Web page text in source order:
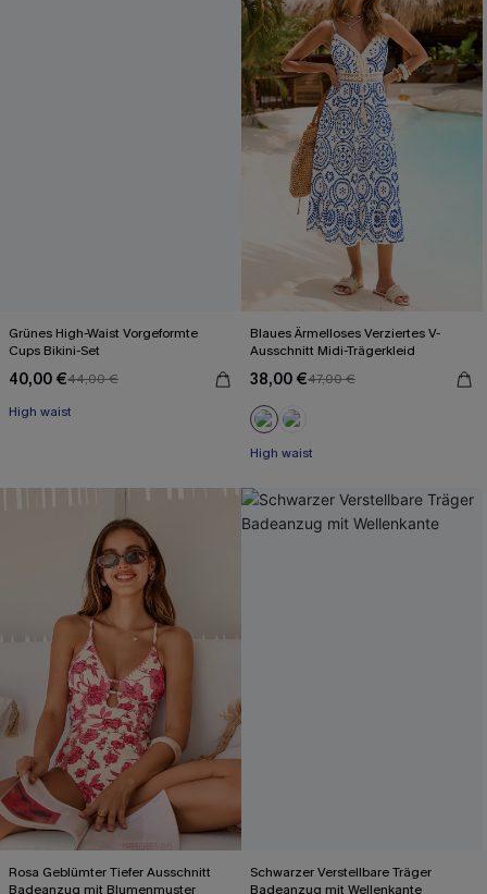
Grünes High-Waist Vorgeformte
Cups Bikini-Set
40,00 €44,00 €
High waist
Blaues Ärmelloses Verziertes V-
Ausschnitt Midi-Trägerkleid
38,00 €47,00 €
High waist
Rosa Geblümter Tiefer Ausschnitt
Badeanzug mit Blumenmuster
Schwarzer Verstellbare Träger
Badeanzug mit Wellenkante